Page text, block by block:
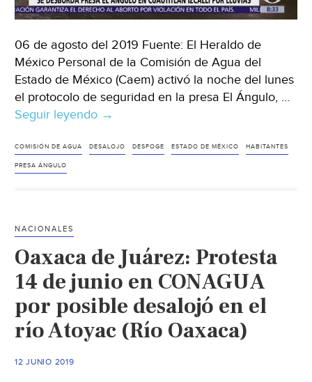
06 de agosto del 2019 Fuente: El Heraldo de
México Personal de la Comisión de Agua del
Estado de México (Caem) activó la noche del lunes
el protocolo de seguridad en la presa El Ángulo, …
Seguir leyendo CDMX:
Ángulo
Cuautitlán
Izcalli
bajo
el
agua
(El
→
COMISIÓN DE AGUA DESALOJO DESFOGE ESTADO DE MÉXICO HABITANTES
PRESA ÁNGULO
NACIONALES
Oaxaca de Juárez: Protesta
14 de junio en CONAGUA
por posible desalojó en el
río Atoyac (Río Oaxaca)
12 JUNIO 2019